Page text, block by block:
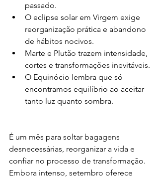
passado.
O eclipse solar em Virgem exige
reorganização prática e abandono
de hábitos nocivos.
Marte e Plutão trazem intensidade,
cortes e transformações inevitáveis.
O Equinócio lembra que só
encontramos equilíbrio ao aceitar
tanto luz quanto sombra.
É um mês para soltar bagagens
desnecessárias, reorganizar a vida e
confiar no processo de transformação.
Embora intenso, setembro oferece